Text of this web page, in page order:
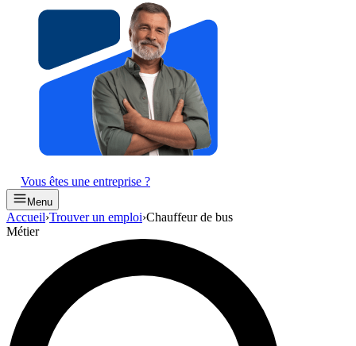
Vous êtes une entreprise ?
Menu
Accueil›Trouver un emploi›Chauffeur de bus
Métier